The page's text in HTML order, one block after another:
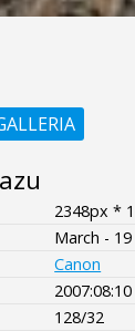
2348px *
March -
Canon
128/32